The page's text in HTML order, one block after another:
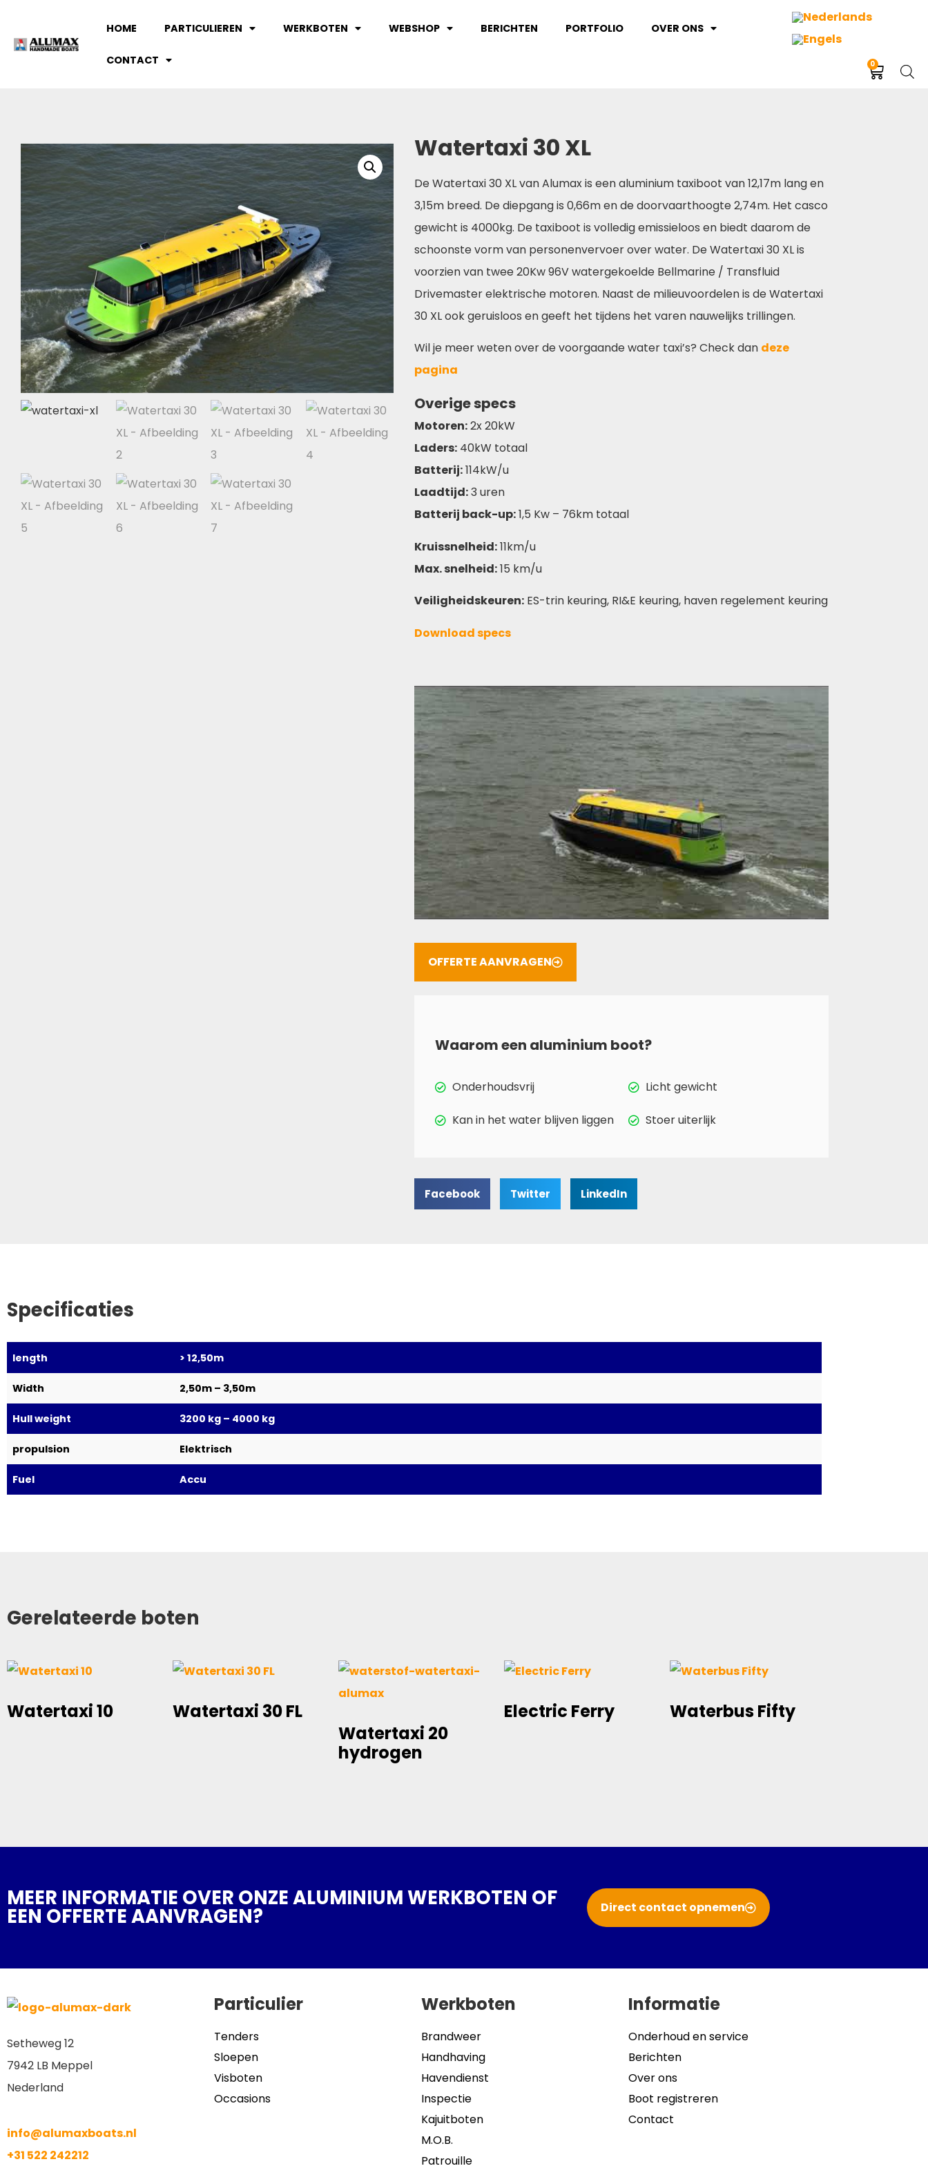
HOME PARTICULIEREN WERKBOTEN WEBSHOP BERICHTEN PORTFOLIO OVER ONS
CONTACT 0
Watertaxi 30 XL
De Watertaxi 30 XL van Alumax is een aluminium taxiboot van 12,17m lang en
3,15m breed. De diepgang is 0,66m en de doorvaarthoogte 2,74m. Het casco
gewicht is 4000kg. De taxiboot is volledig emissieloos en biedt daarom de
schoonste vorm van personenvervoer over water. De Watertaxi 30 XL is
voorzien van twee 20Kw 96V watergekoelde Bellmarine / Transfluid
Drivemaster elektrische motoren. Naast de milieuvoordelen is de Watertaxi
30 XL ook geruisloos en geeft het tijdens het varen nauwelijks trillingen.
Wil je meer weten over de voorgaande water taxi’s? Check dan deze
pagina
Overige specs
Motoren:2x 20kW
Laders: 40kW totaal
Batterij:114kW/u
Laadtijd:3 uren
Batterij back-up:1,5 Kw – 76km totaal
Kruissnelheid:11km/u
Max. snelheid:15 km/u
Veiligheidskeuren: ES-trin keuring, RI&E keuring, haven regelement keuring
Download specs
OFFERTE AANVRAGEN
Waarom een aluminium boot?
Onderhoudsvrij
Kan in het water blijven liggen
Licht gewicht
Stoer uiterlijk
Facebook Twitter LinkedIn
Specificaties
length > 12,50m
Width 2,50m – 3,50m
Hull weight 3200 kg – 4000 kg
propulsion Elektrisch
Fuel Accu
Gerelateerde boten
Watertaxi 10
Watertaxi 30 FL
Watertaxi 20
hydrogen
Electric Ferry Waterbus Fifty
MEER INFORMATIE OVER ONZE ALUMINIUM WERKBOTEN OF
EEN OFFERTE AANVRAGEN? Direct contact opnemen
Setheweg 12
7942 LB Meppel
Nederland
info@alumaxboats.nl
+31 522 242212
Particulier
Tenders
Sloepen
Visboten
Occasions
Werkboten
Brandweer
Handhaving
Havendienst
Inspectie
Kajuitboten
M.O.B.
Patrouille
Informatie
Onderhoud en service
Berichten
Over ons
Boot registreren
Contact